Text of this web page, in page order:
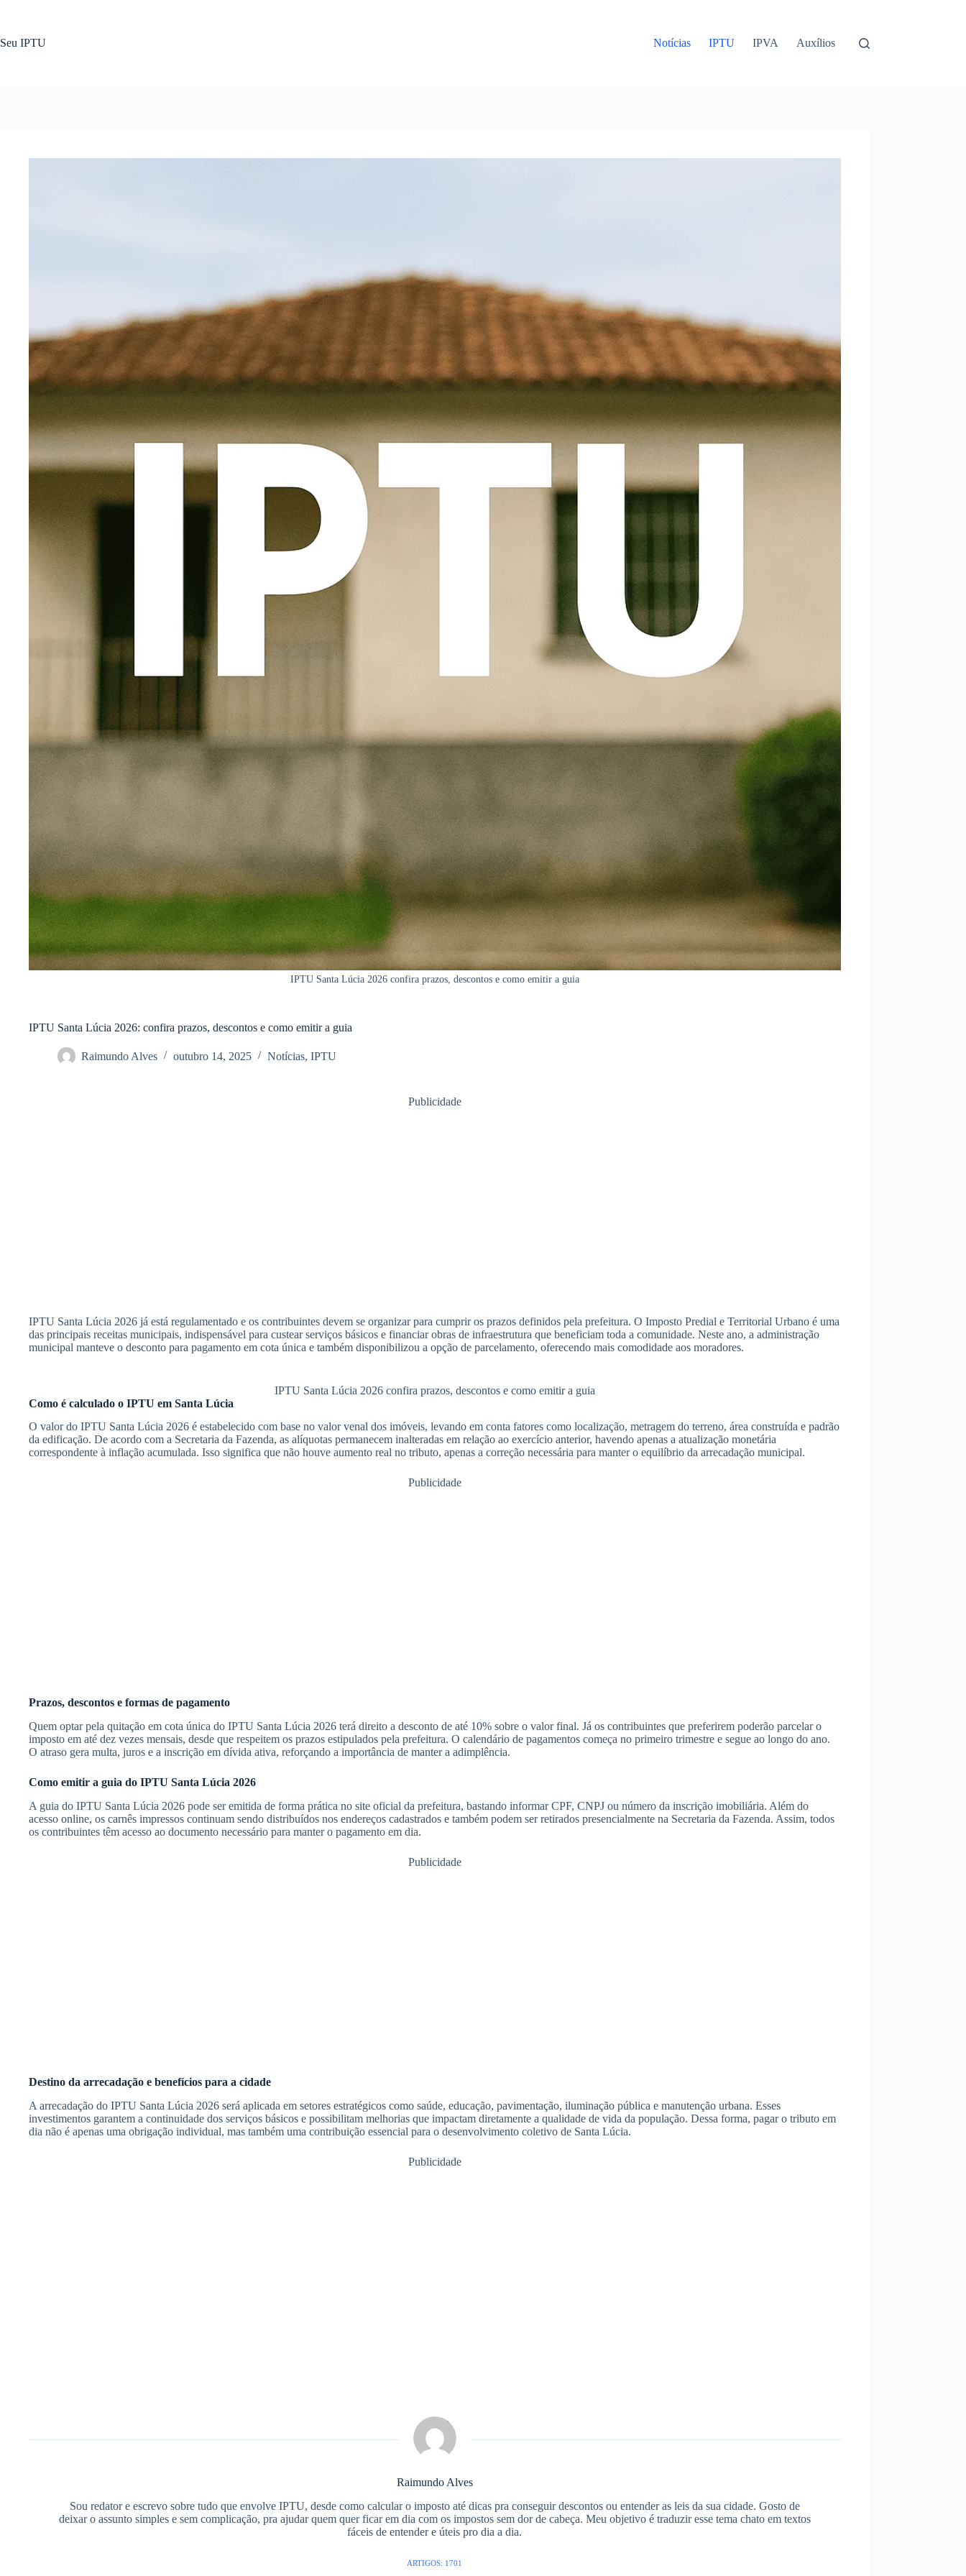
conteúdo
Seu IPTU Notícias IPTU IPVA Auxílios
IPTU Santa Lúcia 2026 confira prazos, descontos e como emitir a guia
IPTU Santa Lúcia 2026: confira prazos, descontos e como emitir a guia
Raimundo Alves outubro 14, 2025 Notícias, IPTU
Publicidade
IPTU Santa Lúcia 2026 já está regulamentado e os contribuintes devem se organizar para cumprir os prazos definidos pela prefeitura. O Imposto Predial e Territorial Urbano é uma
das principais receitas municipais, indispensável para custear serviços básicos e financiar obras de infraestrutura que beneficiam toda a comunidade. Neste ano, a administração
municipal manteve o desconto para pagamento em cota única e também disponibilizou a opção de parcelamento, oferecendo mais comodidade aos moradores.
IPTU Santa Lúcia 2026 confira prazos, descontos e como emitir a guia
Como é calculado o IPTU em Santa Lúcia
O valor do IPTU Santa Lúcia 2026 é estabelecido com base no valor venal dos imóveis, levando em conta fatores como localização, metragem do terreno, área construída e padrão
da edificação. De acordo com a Secretaria da Fazenda, as alíquotas permanecem inalteradas em relação ao exercício anterior, havendo apenas a atualização monetária
correspondente à inflação acumulada. Isso significa que não houve aumento real no tributo, apenas a correção necessária para manter o equilíbrio da arrecadação municipal.
Publicidade
Prazos, descontos e formas de pagamento
Quem optar pela quitação em cota única do IPTU Santa Lúcia 2026 terá direito a desconto de até 10% sobre o valor final. Já os contribuintes que preferirem poderão parcelar o
imposto em até dez vezes mensais, desde que respeitem os prazos estipulados pela prefeitura. O calendário de pagamentos começa no primeiro trimestre e segue ao longo do ano.
O atraso gera multa, juros e a inscrição em dívida ativa, reforçando a importância de manter a adimplência.
Como emitir a guia do IPTU Santa Lúcia 2026
A guia do IPTU Santa Lúcia 2026 pode ser emitida de forma prática no site oficial da prefeitura, bastando informar CPF, CNPJ ou número da inscrição imobiliária. Além do
acesso online, os carnês impressos continuam sendo distribuídos nos endereços cadastrados e também podem ser retirados presencialmente na Secretaria da Fazenda. Assim, todos
os contribuintes têm acesso ao documento necessário para manter o pagamento em dia.
Publicidade
Destino da arrecadação e benefícios para a cidade
A arrecadação do IPTU Santa Lúcia 2026 será aplicada em setores estratégicos como saúde, educação, pavimentação, iluminação pública e manutenção urbana. Esses
investimentos garantem a continuidade dos serviços básicos e possibilitam melhorias que impactam diretamente a qualidade de vida da população. Dessa forma, pagar o tributo em
dia não é apenas uma obrigação individual, mas também uma contribuição essencial para o desenvolvimento coletivo de Santa Lúcia.
Publicidade
Raimundo Alves
Sou redator e escrevo sobre tudo que envolve IPTU, desde como calcular o imposto até dicas pra conseguir descontos ou entender as leis da sua cidade. Gosto de
deixar o assunto simples e sem complicação, pra ajudar quem quer ficar em dia com os impostos sem dor de cabeça. Meu objetivo é traduzir esse tema chato em textos
fáceis de entender e úteis pro dia a dia.
ARTIGOS: 1701